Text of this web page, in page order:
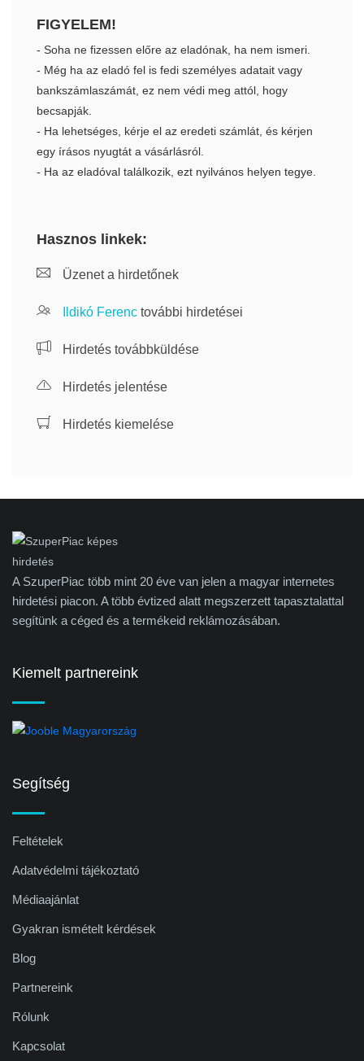
FIGYELEM!
- Soha ne fizessen előre az eladónak, ha nem ismeri.
- Még ha az eladó fel is fedi személyes adatait vagy
bankszámlaszámát, ez nem védi meg attól, hogy
becsapják.
- Ha lehetséges, kérje el az eredeti számlát, és kérjen
egy írásos nyugtát a vásárlásról.
- Ha az eladóval találkozik, ezt nyilvános helyen tegye.
Hasznos linkek:
Üzenet a hirdetőnek
Ildikó Ferenc további hirdetései
Hirdetés továbbküldése
Hirdetés jelentése
Hirdetés kiemelése
A SzuperPiac több mint 20 éve van jelen a magyar internetes
hirdetési piacon. A több évtized alatt megszerzett tapasztalattal
segítünk a céged és a termékeid reklámozásában.
Kiemelt partnereink
Segítség
Feltételek
Adatvédelmi tájékoztató
Médiaajánlat
Gyakran ismételt kérdések
Blog
Partnereink
Rólunk
Kapcsolat